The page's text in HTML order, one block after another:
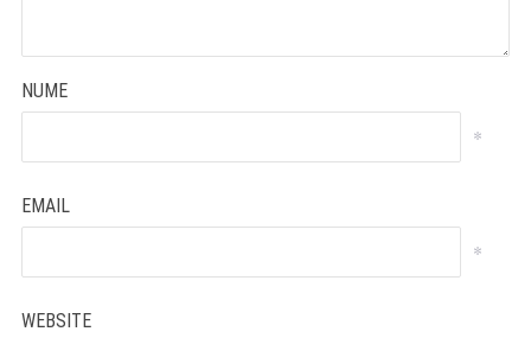
NUME
*
EMAIL
*
WEBSITE